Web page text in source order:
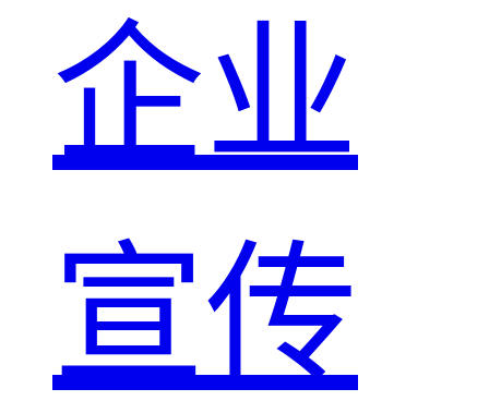
企业
宣传